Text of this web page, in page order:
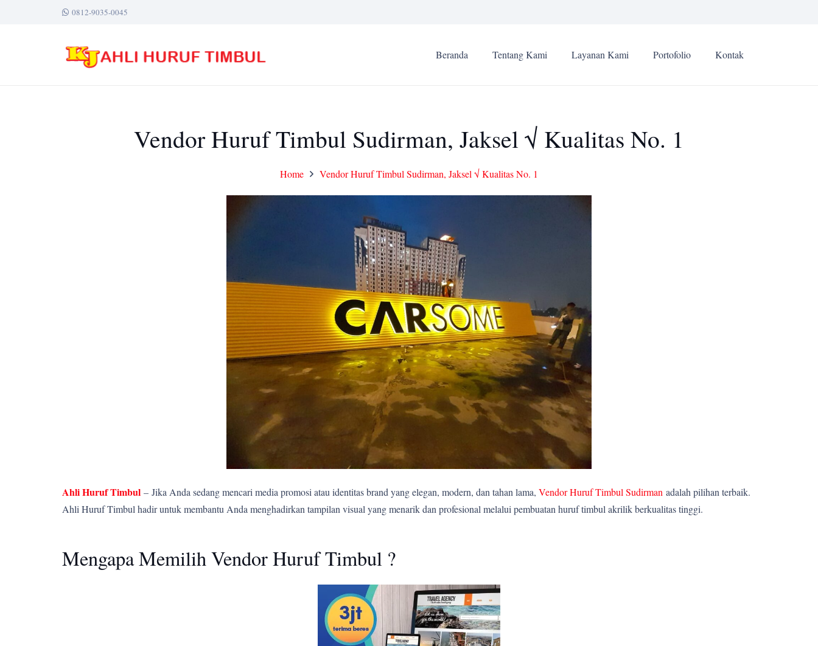
0812-9035-0045
Beranda Tentang Kami Layanan Kami Portofolio Kontak
Vendor Huruf Timbul Sudirman, Jaksel √ Kualitas No. 1
Home Vendor Huruf Timbul Sudirman, Jaksel √ Kualitas No. 1
Ahli Huruf Timbul – Jika Anda sedang mencari media promosi atau identitas brand yang elegan, modern, dan tahan lama, Vendor Huruf Timbul Sudirman adalah pilihan terbaik.
Ahli Huruf Timbul hadir untuk membantu Anda menghadirkan tampilan visual yang menarik dan profesional melalui pembuatan huruf timbul akrilik berkualitas tinggi.
Mengapa Memilih Vendor Huruf Timbul ?